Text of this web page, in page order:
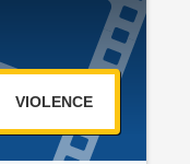
VIOLENCE